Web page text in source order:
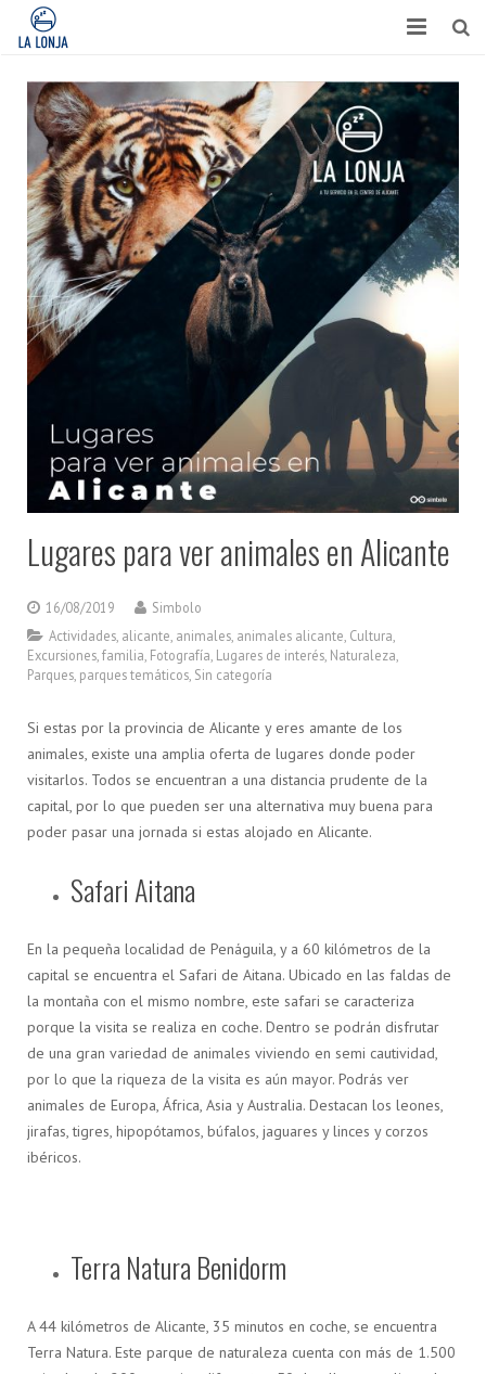
HABITACIONES
CONTACTO
TURISMO
OPINIONES
BLOG
APARTAMENTOS
Lugares para ver animales en Alicante
16/08/2019
Simbolo
Actividades alicante animales animales alicante Cultura
Excursiones familia Fotografía Lugares de interés Naturaleza
Parques parques temáticos Sin categoría
Si estas por la provincia de Alicante y eres amante de los
animales, existe una amplia oferta de lugares donde poder
visitarlos. Todos se encuentran a una distancia prudente de la
capital, por lo que pueden ser una alternativa muy buena para
poder pasar una jornada si estas alojado en Alicante.
Safari Aitana
En la pequeña localidad de Penáguila, y a 60 kilómetros de la
capital se encuentra el Safari de Aitana. Ubicado en las faldas de
la montaña con el mismo nombre, este safari se caracteriza
porque la visita se realiza en coche. Dentro se podrán disfrutar
de una gran variedad de animales viviendo en semi cautividad,
por lo que la riqueza de la visita es aún mayor. Podrás ver
animales de Europa, África, Asia y Australia. Destacan los leones,
jirafas, tigres, hipopótamos, búfalos, jaguares y linces y corzos
ibéricos.
Terra Natura Benidorm
A 44 kilómetros de Alicante, 35 minutos en coche, se encuentra
Terra Natura. Este parque de naturaleza cuenta con más de 1.500